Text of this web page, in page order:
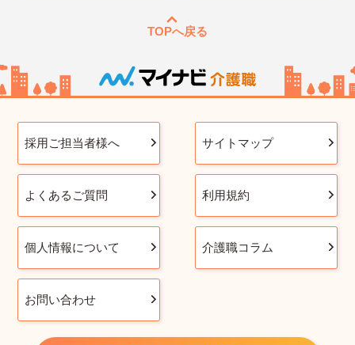
TOPへ戻る
採用ご担当者様へ サイトマップ
よくあるご質問 利用規約
個人情報について 介護職コラム
お問い合わせ